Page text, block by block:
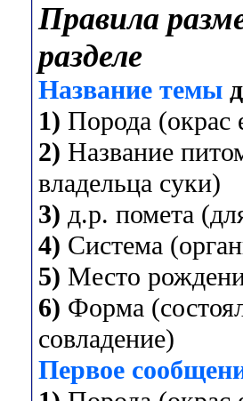
Правила
разделе
Название темы
1) Порода (окрас
2) Название
владельца суки)
3) д.р. помета
4) Система
5) Место
6) Форма
совладение)
Первое